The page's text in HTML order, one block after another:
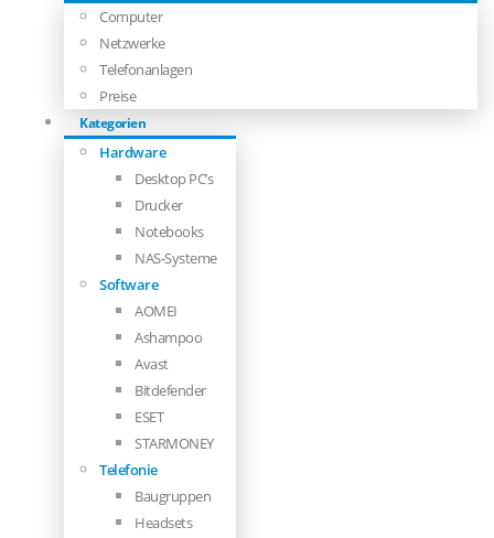
Computer
Netzwerke
Telefonanlagen
Preise
Kategorien
Hardware
Desktop PC’s
Drucker
Notebooks
NAS-Systeme
Software
AOMEI
Ashampoo
Avast
Bitdefender
ESET
STARMONEY
Telefonie
Baugruppen
Headsets